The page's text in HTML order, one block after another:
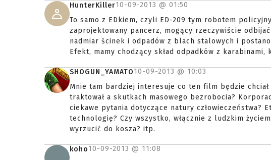
HunterKiller10-09-2013 @ 01:50
To samo z EDkiem, czyli ED-209 tym robotem
zaprojektowany pancerz, mogący rzeczywiście
nadmiar ścinek i odpadów z blach stalowych i
Efekt, mamy chodzący skład odpadków z
SHOGUN_YAMATO10-09-2013 @ 10:03
Mnie tam bardziej interesuje co ten film będzie
traktował a skutkach masowego bezrobocia?
ciekawe pytania dotyczące natury człowieczeństwa?
technologię? Czy wszystko, włącznie z ludzkim
wyrzucić do kosza? itp.
koho10-09-2013 @ 11:08